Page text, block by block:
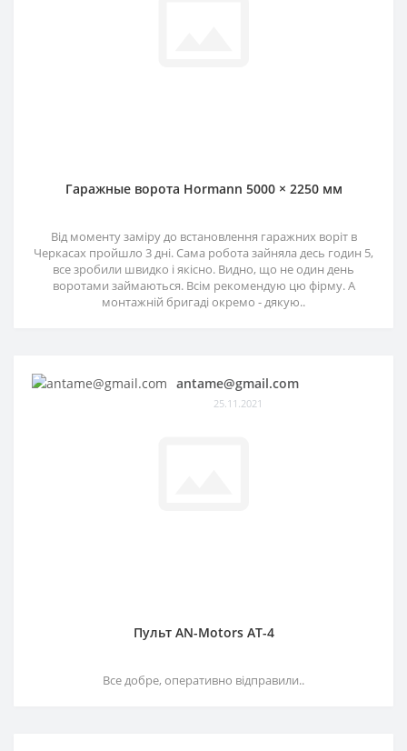
Гаражные ворота Hormann 5000 × 2250 мм
Від моменту заміру до встановлення гаражних воріт в
Черкасах пройшло 3 дні. Сама робота зайняла десь годин 5,
все зробили швидко і якісно. Видно, що не один день
воротами займаються. Всім рекомендую цю фірму. А
монтажній бригаді окремо - дякую..
antame@gmail.com
25.11.2021
Пульт AN-Motors AT-4
Все добре, оперативно відправили..